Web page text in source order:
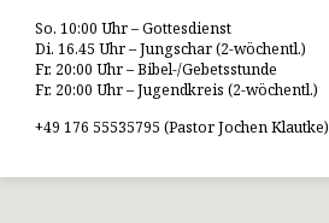
So. 10:00 Uhr – Gottesdienst
Di. 16.45 Uhr – Jungschar (2-wöchentl.)
Fr. 20:00 Uhr – Bibel-/Gebetsstunde
Fr. 20:00 Uhr – Jugendkreis (2-wöchentl.)
+49 176 55535795 (Pastor Jochen Klautke)